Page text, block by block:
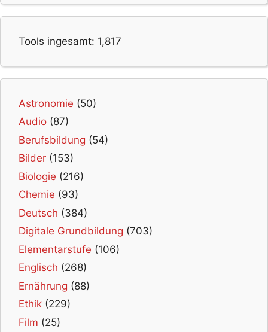
Tools ingesamt: 1,817
Astronomie (50)
Audio (87)
Berufsbildung (54)
Bilder (153)
Biologie (216)
Chemie (93)
Deutsch (384)
Digitale Grundbildung (703)
Elementarstufe (106)
Englisch (268)
Ernährung (88)
Ethik (229)
Film (25)